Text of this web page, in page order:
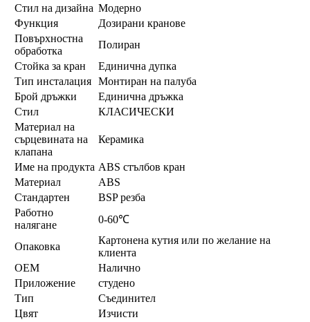
Стил на дизайна Модерно
Функция
Дозирани кранове
Повърхностна
обработка
Полиран
Стойка за кран
Единична дупка
Тип инсталация Монтиран на палуба
Брой дръжки
Единична дръжка
Стил
КЛАСИЧЕСКИ
Материал на
сърцевината на
клапана
Керамика
Име на продукта ABS стълбов кран
Материал
ABS
Стандартен
BSP резба
Работно
налягане
0-60℃
Опаковка
Картонена кутия или по желание на
клиента
OEM
Налично
Приложение
студено
Тип
Съединител
Цвят
Изчисти